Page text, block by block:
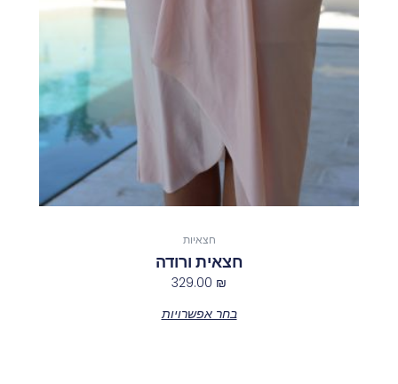
חצאיות
חצאית ורודה
329.00 ₪
בחר אפשרויות
לבחור
האפשרויות